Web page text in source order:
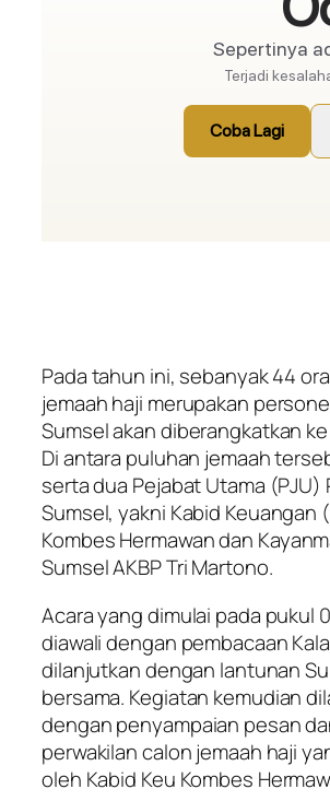
Pada tahun ini, sebanyak 44
jemaah haji merupakan
Sumsel akan diberangkatkan
Di antara puluhan jemaah
serta dua Pejabat Utama (PJU)
Sumsel, yakni Kabid Keuangan
Kombes Hermawan dan
Sumsel AKBP Tri Martono.
Acara yang dimulai pada pukul
diawali dengan pembacaan
dilanjutkan dengan lantunan
bersama. Kegiatan kemudian
dengan penyampaian pesan
perwakilan calon jemaah haji
oleh Kabid Keu Kombes